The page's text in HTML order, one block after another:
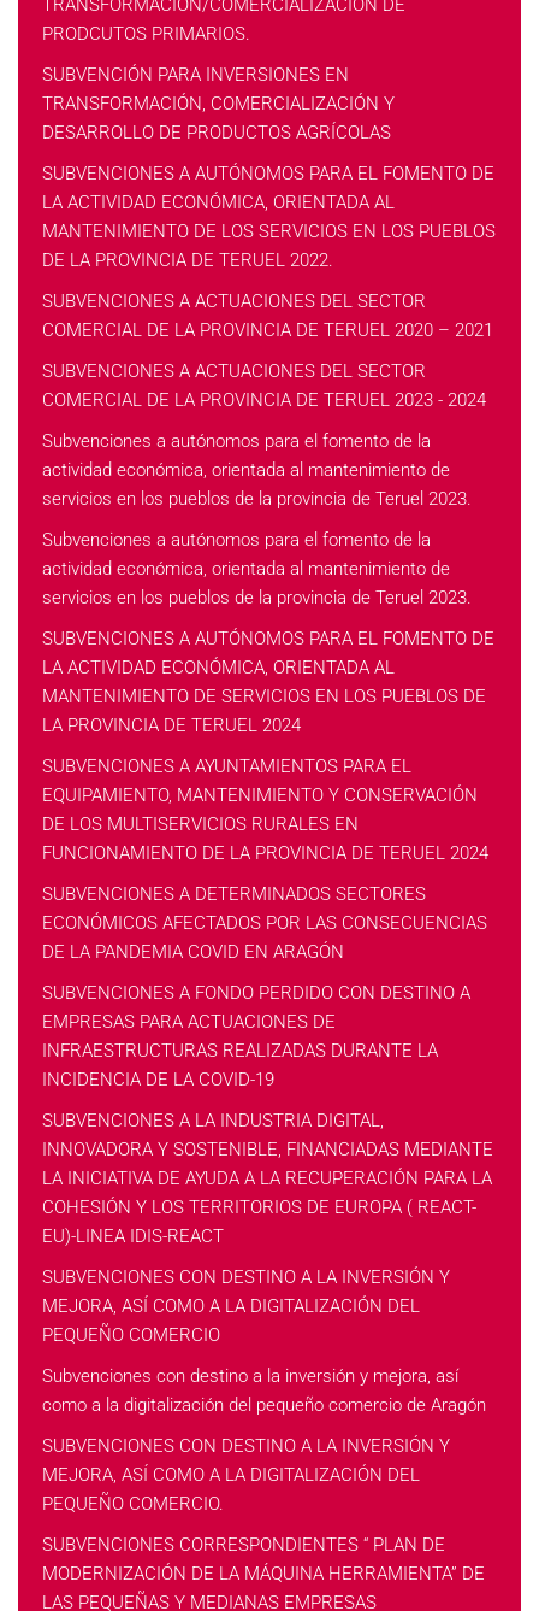
TRANSFORMACION/COMERCIALIZACION DE
PRODCUTOS PRIMARIOS.
SUBVENCIÓN PARA INVERSIONES EN
TRANSFORMACIÓN, COMERCIALIZACIÓN Y
DESARROLLO DE PRODUCTOS AGRÍCOLAS
SUBVENCIONES A AUTÓNOMOS PARA EL FOMENTO DE
LA ACTIVIDAD ECONÓMICA, ORIENTADA AL
MANTENIMIENTO DE LOS SERVICIOS EN LOS PUEBLOS
DE LA PROVINCIA DE TERUEL 2022.
SUBVENCIONES A ACTUACIONES DEL SECTOR
COMERCIAL DE LA PROVINCIA DE TERUEL 2020 – 2021
SUBVENCIONES A ACTUACIONES DEL SECTOR
COMERCIAL DE LA PROVINCIA DE TERUEL 2023 - 2024
Subvenciones a autónomos para el fomento de la
actividad económica, orientada al mantenimiento de
servicios en los pueblos de la provincia de Teruel 2023.
Subvenciones a autónomos para el fomento de la
actividad económica, orientada al mantenimiento de
servicios en los pueblos de la provincia de Teruel 2023.
SUBVENCIONES A AUTÓNOMOS PARA EL FOMENTO DE
LA ACTIVIDAD ECONÓMICA, ORIENTADA AL
MANTENIMIENTO DE SERVICIOS EN LOS PUEBLOS DE
LA PROVINCIA DE TERUEL 2024
SUBVENCIONES A AYUNTAMIENTOS PARA EL
EQUIPAMIENTO, MANTENIMIENTO Y CONSERVACIÓN
DE LOS MULTISERVICIOS RURALES EN
FUNCIONAMIENTO DE LA PROVINCIA DE TERUEL 2024
SUBVENCIONES A DETERMINADOS SECTORES
ECONÓMICOS AFECTADOS POR LAS CONSECUENCIAS
DE LA PANDEMIA COVID EN ARAGÓN
SUBVENCIONES A FONDO PERDIDO CON DESTINO A
EMPRESAS PARA ACTUACIONES DE
INFRAESTRUCTURAS REALIZADAS DURANTE LA
INCIDENCIA DE LA COVID-19
SUBVENCIONES A LA INDUSTRIA DIGITAL,
INNOVADORA Y SOSTENIBLE, FINANCIADAS MEDIANTE
LA INICIATIVA DE AYUDA A LA RECUPERACIÓN PARA LA
COHESIÓN Y LOS TERRITORIOS DE EUROPA ( REACT-
EU)-LINEA IDIS-REACT
SUBVENCIONES CON DESTINO A LA INVERSIÓN Y
MEJORA, ASÍ COMO A LA DIGITALIZACIÓN DEL
PEQUEÑO COMERCIO
Subvenciones con destino a la inversión y mejora, así
como a la digitalización del pequeño comercio de Aragón
SUBVENCIONES CON DESTINO A LA INVERSIÓN Y
MEJORA, ASÍ COMO A LA DIGITALIZACIÓN DEL
PEQUEÑO COMERCIO.
SUBVENCIONES CORRESPONDIENTES “ PLAN DE
MODERNIZACIÓN DE LA MÁQUINA HERRAMIENTA” DE
LAS PEQUEÑAS Y MEDIANAS EMPRESAS